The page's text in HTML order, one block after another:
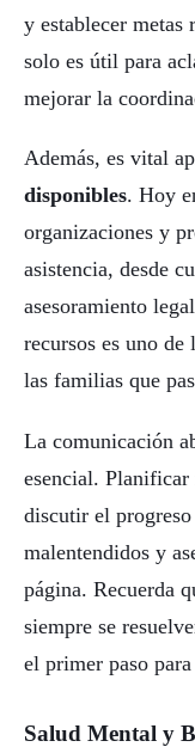
y establecer
solo es útil para
mejorar la
Además, es vital
disponibles. Hoy
organizaciones y
asistencia, desde
asesoramiento
recursos es uno de
las familias que
La comunicación
esencial.
discutir el
malentendidos y
página. Recuerda
siempre se
el primer paso
Salud Mental y